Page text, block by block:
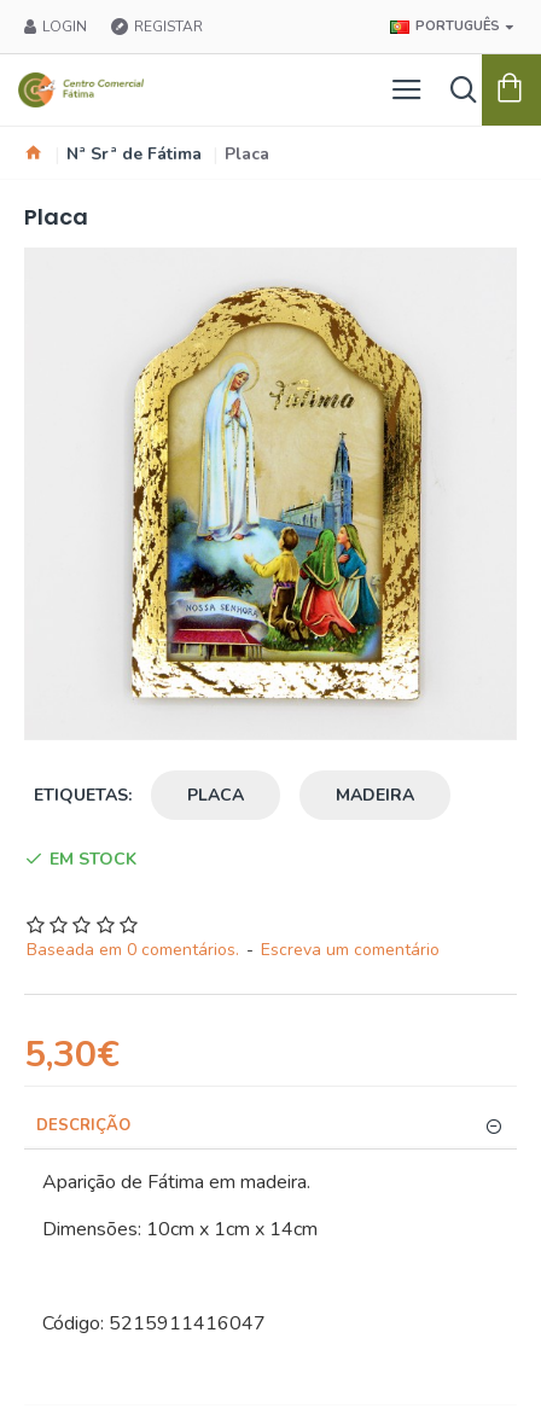
LOGIN REGISTAR PORTUGUÊS
Nª Srª de Fátima Placa
Placa
ETIQUETAS: PLACA MADEIRA
EM STOCK
Baseada em 0 comentários. - Escreva um comentário
5,30€
DESCRIÇÃO
Aparição de Fátima em madeira.
Dimensões: 10cm x 1cm x 14cm
Código: 5215911416047